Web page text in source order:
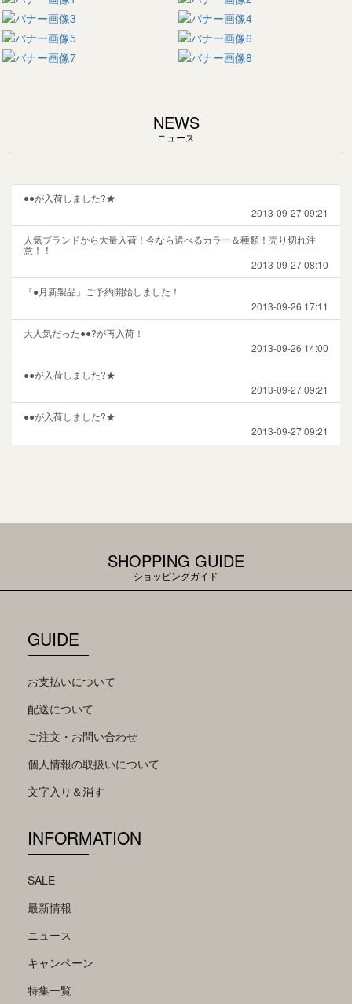
NEWS
ニュース
●●が入荷しました?★
2013-09-27 09:21
人気ブランドから大量入荷！今なら選べるカラー＆種類！売り切れ注
意！！
2013-09-27 08:10
『●月新製品』ご予約開始しました！
2013-09-26 17:11
大人気だった●●?が再入荷！
2013-09-26 14:00
●●が入荷しました?★
2013-09-27 09:21
●●が入荷しました?★
2013-09-27 09:21
SHOPPING GUIDE
ショッピングガイド
GUIDE
お支払いについて
配送について
ご注文・お問い合わせ
個人情報の取扱いについて
文字入り＆消す
INFORMATION
SALE
最新情報
ニュース
キャンペーン
特集一覧